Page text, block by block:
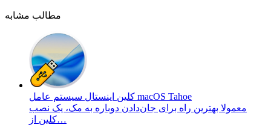
مطالب مشابه
کلین اینستال سیستم عامل macOS Tahoe
معمولا بهترین راه برای جان‌دادن دوباره به مک، یک نصب
کلین از…